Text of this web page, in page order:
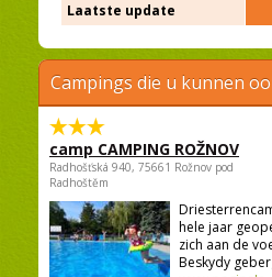
Laatste update
Campings die u kunnen
camp CAMPING ROŽNOV
Radhošťská 940, 75661 Rožnov pod
Radhoštěm
hele jaar
zich aan de
Beskydy